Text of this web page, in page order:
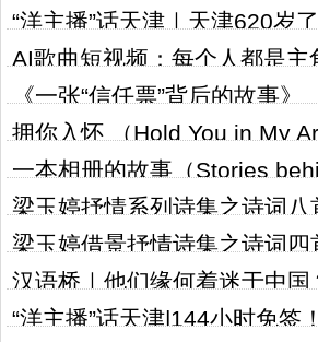
教授
“洋主播”话天津｜天津620岁
AI歌曲短视频：每个人都是主
《一张“信任票”背后的故事》
拥你入怀 （Hold You in My
一本相册的故事（Stories
梁玉婷抒情系列诗集之诗词八
梁玉婷借景抒情诗集之诗词四
汉语桥｜他们缘何着迷于中国
“洋主播”话天津|144小时免